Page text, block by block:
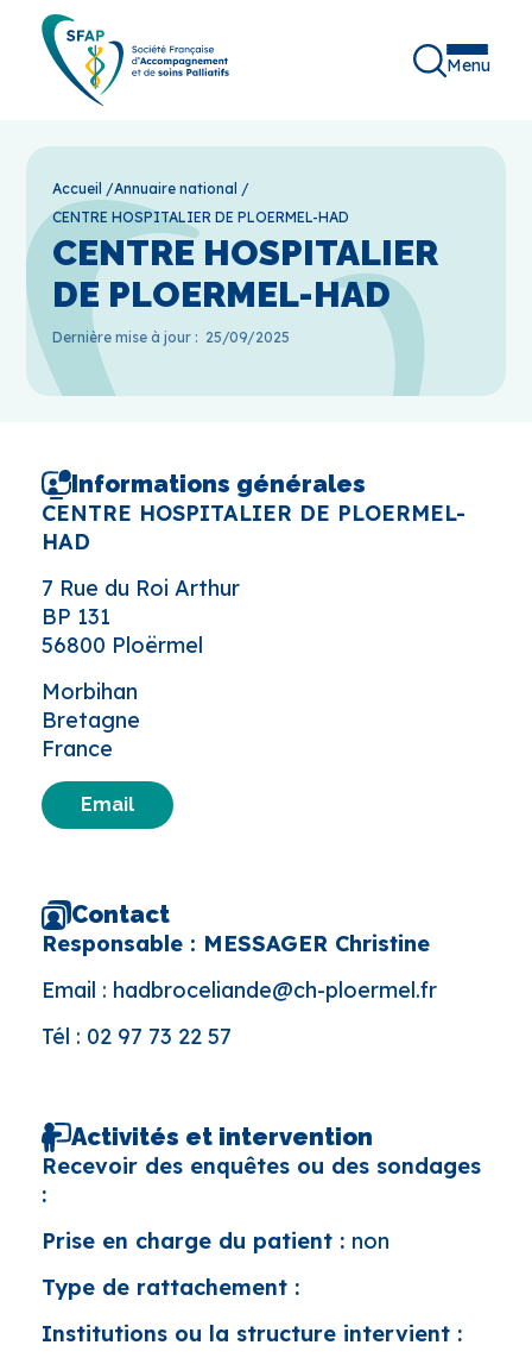
Menu
Accueil /Annuaire national /
CENTRE HOSPITALIER DE PLOERMEL-HAD
CENTRE HOSPITALIER
DE PLOERMEL-HAD
Dernière mise à jour : 25/09/2025
Informations générales
CENTRE HOSPITALIER DE PLOERMEL-
HAD
7 Rue du Roi Arthur
BP 131
56800 Ploërmel
Morbihan
Bretagne
France
Email
Contact
Responsable : MESSAGER Christine
Email : hadbroceliande@ch-ploermel.fr
Tél : 02 97 73 22 57
Activités et intervention
Recevoir des enquêtes ou des sondages
:
Prise en charge du patient : non
Type de rattachement :
Institutions ou la structure intervient :